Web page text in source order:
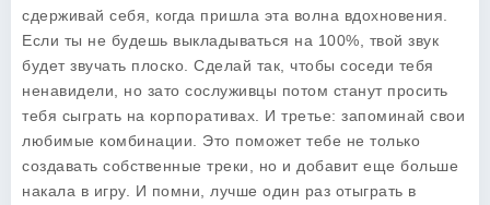
сдерживай себя, когда пришла эта волна вдохновения.
Если ты не будешь выкладываться на 100%, твой звук
будет звучать плоско. Сделай так, чтобы соседи тебя
ненавидели, но зато сослуживцы потом станут просить
тебя сыграть на корпоративах. И третье: запоминай свои
любимые комбинации. Это поможет тебе не только
создавать собственные треки, но и добавит еще больше
накала в игру. И помни, лучше один раз отыграть в